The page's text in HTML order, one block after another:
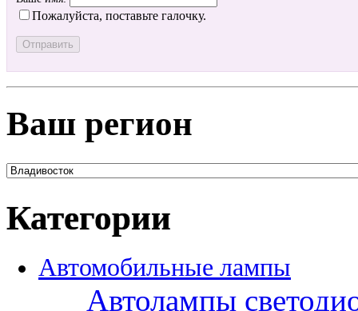
Пожалуйста, поставьте галочку.
Ваш регион
Категории
Автомобильные лампы
Автолампы